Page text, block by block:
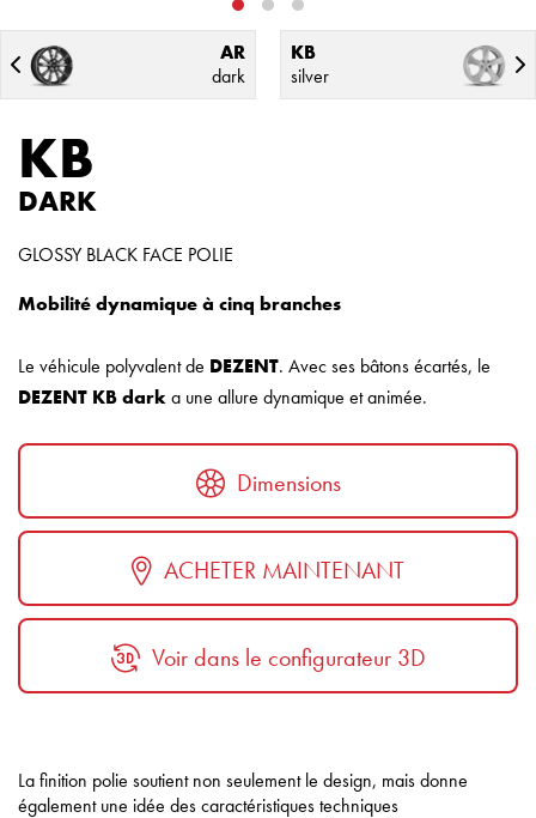
AR
dark
KB
silver
KB
DARK
GLOSSY BLACK FACE POLIE
Mobilité dynamique à cinq branches
Le véhicule polyvalent de DEZENT. Avec ses bâtons écartés, le
DEZENT KB darka une allure dynamique et animée.
Dimensions
ACHETER MAINTENANT
Voir dans le configurateur 3D
La finition polie soutient non seulement le design, mais donne
également une idée des caractéristiques techniques